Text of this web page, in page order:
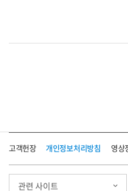
고객헌장 개인정보처리방침 영상
관련 사이트